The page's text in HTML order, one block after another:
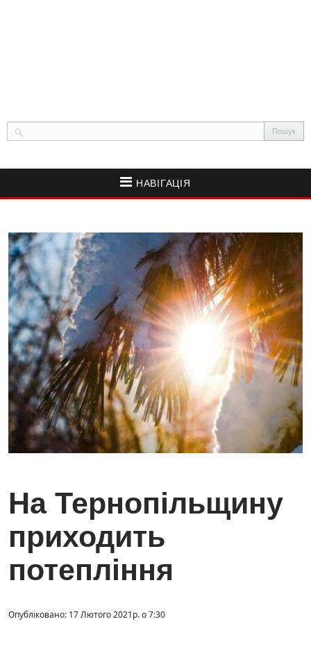
НАВІГАЦІЯ
На Тернопільщину
приходить
потепління
Опубліковано: 17 Лютого 2021р. о 7:30